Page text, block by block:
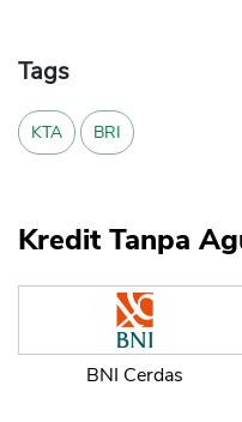
Tags
KTA BRI
Kredit Tanpa
BNI Cerdas